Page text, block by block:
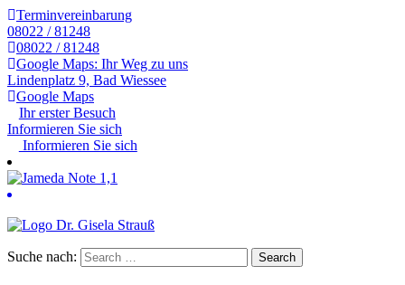
Terminvereinbarung
08022 / 81248
08022 / 81248
Google Maps: Ihr Weg zu uns
Lindenplatz 9, Bad Wiessee
Google Maps
Ihr erster Besuch
Informieren Sie sich
Informieren Sie sich
Suche nach: